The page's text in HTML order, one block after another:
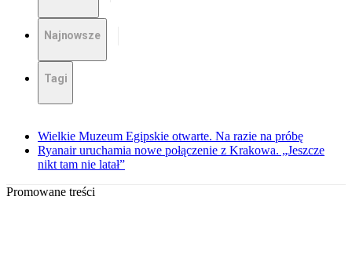
Najnowsze
Tagi
Wielkie Muzeum Egipskie otwarte. Na razie na próbę
Ryanair uruchamia nowe połączenie z Krakowa. „Jeszcze
nikt tam nie latał”
Promowane treści